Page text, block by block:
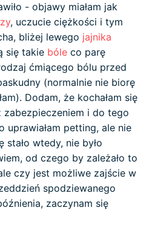
- objawy miałam jak
, uczucie ciężkości i tym
bliżej lewego jajnika
się takie bóle co parę
ćmiącego bólu przed
(normalnie nie biorę
Dodam, że kochałam się
zabezpieczeniem i do tego
uprawiałam petting, ale nie
wtedy, nie było
od czego by zależało to
czy jest możliwe zajście w
spodziewanego
zaczynam się